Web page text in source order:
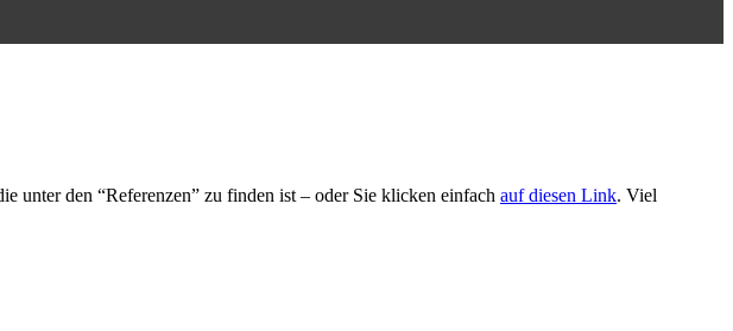
unter den “Referenzen” zu finden ist – oder Sie klicken einfach auf diesen Link. Viel